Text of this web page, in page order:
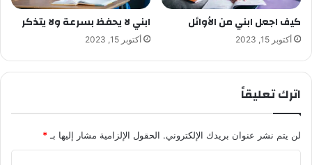
كيف اجعل ابني من الأوائل
أكتوبر 15, 2023
ابني لا يحفظ بسرعة ولا يتذكر
أكتوبر 15, 2023
اترك تعليقاً
لن يتم نشر عنوان بريدك الإلكتروني. الحقول الإلزامية مشار إليها بـ*